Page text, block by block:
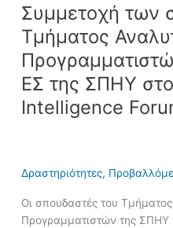
Συμμετοχή των
Τμήματος
ΕΣ της ΣΠΗΥ
Intelligence
Δραστηριότητες,
Οι σπουδαστές του
Προγραμματιστών της
της
ΣΠΗΥ
στο
1o
Cyber
Intelligence
Forum